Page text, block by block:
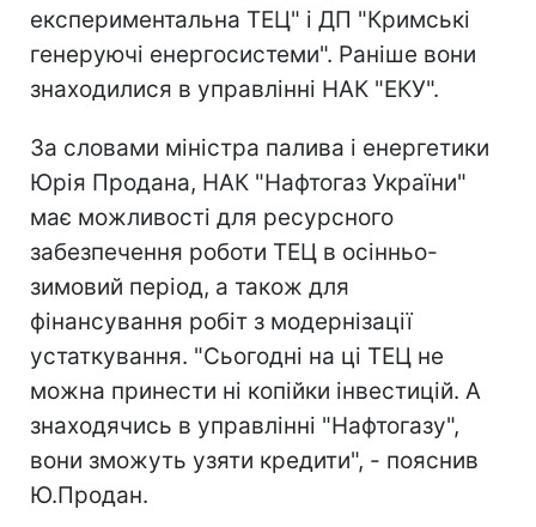
експериментальна ТЕЦ" і ДП "Кримські
генеруючі енергосистеми". Раніше вони
знаходилися в управлінні НАК "ЕКУ".
За словами міністра палива і енергетики
Юрія Продана, НАК "Нафтогаз України"
має можливості для ресурсного
забезпечення роботи ТЕЦ в осінньо-
зимовий період, а також для
фінансування робіт з модернізації
устаткування. "Сьогодні на ці ТЕЦ не
можна принести ні копійки інвестицій. А
знаходячись в управлінні "Нафтогазу",
вони зможуть узяти кредити", - пояснив
Ю.Продан.